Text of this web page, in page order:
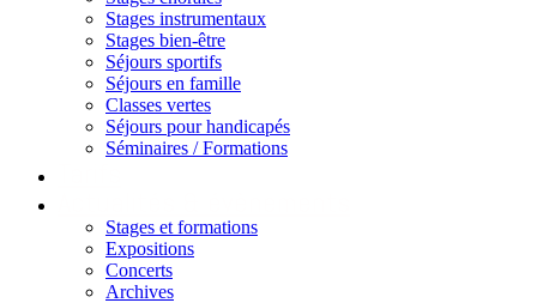
Stages instrumentaux
Stages bien-être
Séjours sportifs
Séjours en famille
Classes vertes
Séjours pour handicapés
Séminaires / Formations
Stages et formations
Expositions
Concerts
Archives